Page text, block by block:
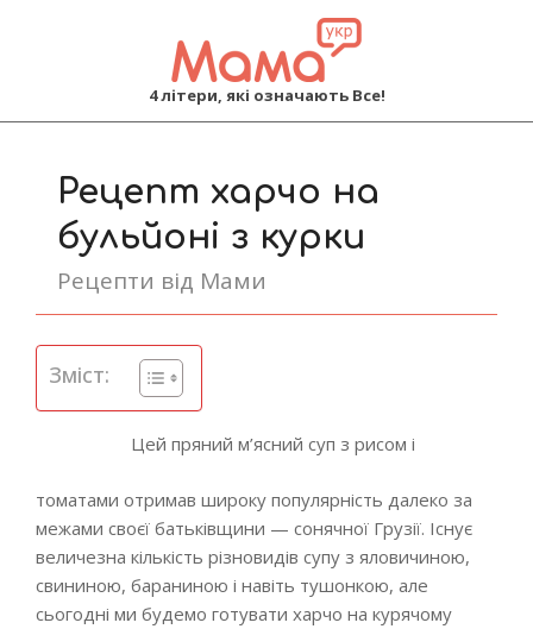
4 літери, які означають Все!
Рецепт харчо на
бульйоні з курки
Рецепти від Мами
Зміст:
Цей пряний м’ясний суп з рисом і
томатами отримав широку популярність далеко за
межами своєї батьківщини — сонячної Грузії. Існує
величезна кількість різновидів супу з яловичиною,
свининою, бараниною і навіть тушонкою, але
сьогодні ми будемо готувати харчо на курячому